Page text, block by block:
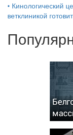
• Кинологический
ветклиникой